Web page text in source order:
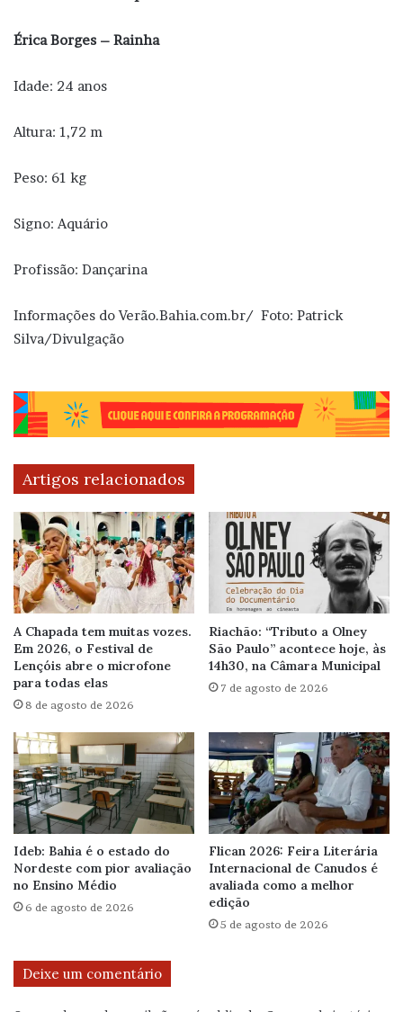
Érica Borges – Rainha
Idade: 24 anos
Altura: 1,72 m
Peso: 61 kg
Signo: Aquário
Profissão: Dançarina
Informações do Verão.Bahia.com.br/ Foto: Patrick
Silva/Divulgação
Artigos relacionados
A Chapada tem muitas vozes.
Em 2026, o Festival de
Lençóis abre o microfone
para todas elas
8 de agosto de 2026
Riachão: “Tributo a Olney
São Paulo” acontece hoje, às
14h30, na Câmara Municipal
7 de agosto de 2026
Ideb: Bahia é o estado do
Nordeste com pior avaliação
no Ensino Médio
6 de agosto de 2026
Flican 2026: Feira Literária
Internacional de Canudos é
avaliada como a melhor
edição
5 de agosto de 2026
Deixe um comentário